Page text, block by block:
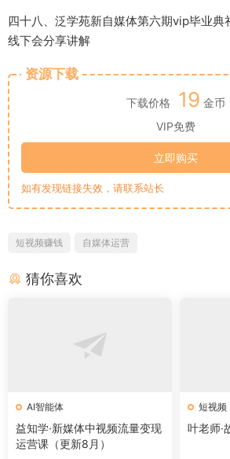
四十八、泛学苑新自媒体第六期vip毕业典
线下会分享讲解
资源下载
下载价格 19 金币
VIP免费
立即购买
如有发现链接失效，请联系站长
短视频赚钱 自媒体运营
猜你喜欢
AI智能体
益知学·新媒体中视频流量变现
运营课（更新8月）
短视频
叶老师·